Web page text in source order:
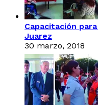
Capacitación
Juarez
30 marzo, 2018